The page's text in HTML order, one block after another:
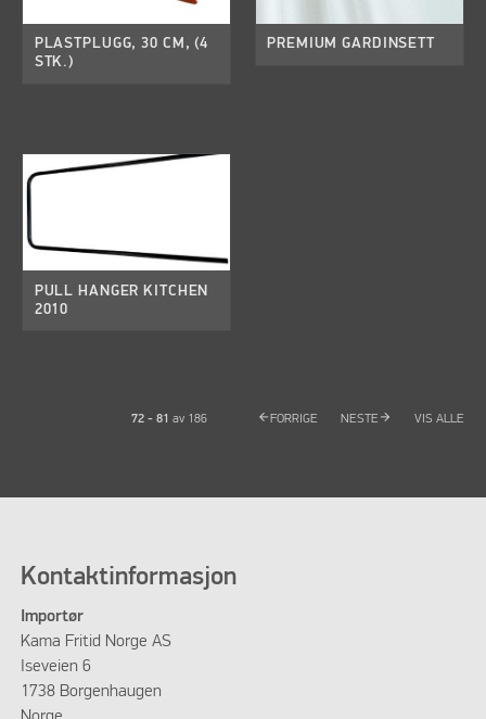
PLASTPLUGG, 30 CM, (4
STK.)
PREMIUM GARDINSETT
PULL HANGER KITCHEN
2010
72 - 81 av 186 arrow_back FORRIGE NESTE arrow_forward VIS ALLE
Kontaktinformasjon
Importør
Kama Fritid Norge AS
Iseveien 6
1738 Borgenhaugen